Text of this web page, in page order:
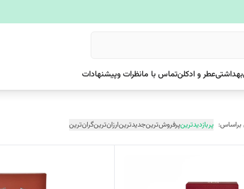
بهداشتیعطر و ادکلنتماس با مانظرات وپیشنهادات
پربازدیدترینپرفروش‌ترینجدیدترینارزان‌ترینگران‌ترین